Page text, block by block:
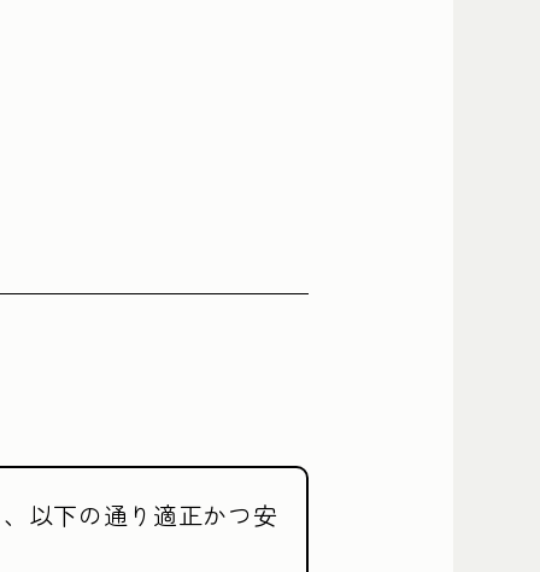
以下の通り適正かつ安